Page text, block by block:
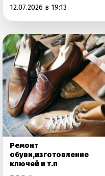
12.07.2026 в 19:13
Ремонт
обуви,изготовление
ключей и т.п